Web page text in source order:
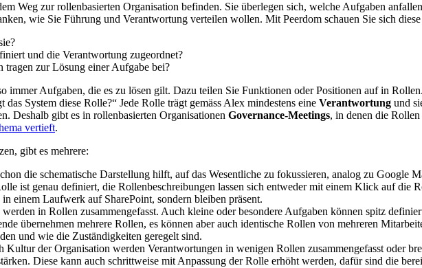
Weg zur rollenbasierten Organisation befinden. Sie überlegen sich, welche Aufgaben
wie Sie Führung und Verantwortung verteilen wollen. Mit Peerdom schauen Sie sich
und die Verantwortung zugeordnet?
tragen zur Lösung einer Aufgabe bei?
immer Aufgaben, die es zu lösen gilt. Dazu teilen Sie Funktionen oder Positionen auf in
System diese Rolle?“ Jede Rolle trägt gemäss Alex mindestens eine Verantwortung und
Deshalb gibt es in rollenbasierten Organisationen Governance-Meetings, in denen die
vertieft.
gibt es mehrere:
die schematische Darstellung hilft, auf das Wesentliche zu fokussieren, analog zu Google
ist genau definiert, die Rollenbeschreibungen lassen sich entweder mit einem Klick auf die
einem Laufwerk auf SharePoint, sondern bleiben präsent.
in Rollen zusammengefasst. Auch kleine oder besondere Aufgaben können spitz
übernehmen mehrere Rollen, es können aber auch identische Rollen von mehreren
und wie die Zuständigkeiten geregelt sind.
Kultur der Organisation werden Verantwortungen in wenigen Rollen zusammengefasst oder
Diese kann auch schrittweise mit Anpassung der Rolle erhöht werden, dafür sind die